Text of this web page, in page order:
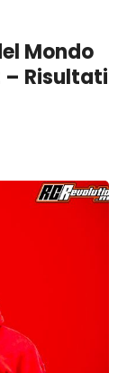
Mondo
– Risultati